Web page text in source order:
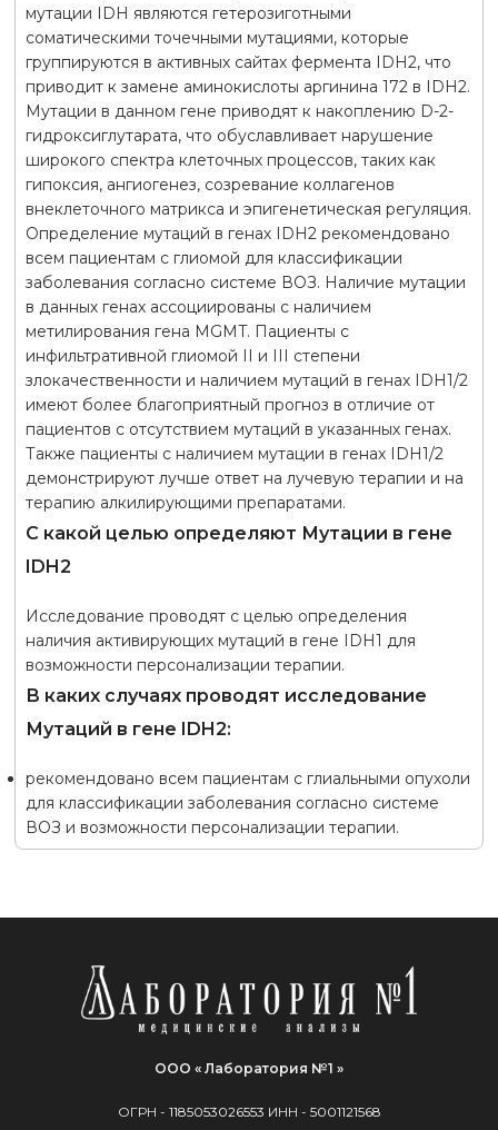
мутации IDH являются гетерозиготными
соматическими точечными мутациями, которые
группируются в активных сайтах фермента IDH2, что
приводит к замене аминокислоты аргинина 172 в IDH2.
Мутации в данном гене приводят к накоплению D-2-
гидроксиглутарата, что обуславливает нарушение
широкого спектра клеточных процессов, таких как
гипоксия, ангиогенез, созревание коллагенов
внеклеточного матрикса и эпигенетическая регуляция.
Определение мутаций в генах IDH2 рекомендовано
всем пациентам с глиомой для классификации
заболевания согласно системе ВОЗ. Наличие мутации
в данных генах ассоциированы с наличием
метилирования гена MGMT. Пациенты с
инфильтративной глиомой II и III степени
злокачественности и наличием мутаций в генах IDH1/2
имеют более благоприятный прогноз в отличие от
пациентов с отсутствием мутаций в указанных генах.
Также пациенты с наличием мутации в генах IDH1/2
демонстрируют лучше ответ на лучевую терапии и на
терапию алкилирующими препаратами.
С какой целью определяют Мутации в гене
IDH2
Исследование проводят с целью определения
наличия активирующих мутаций в гене IDH1 для
возможности персонализации терапии.
В каких случаях проводят исследование
Мутаций в гене IDH2:
рекомендовано всем пациентам с глиальными опухоли
для классификации заболевания согласно системе
ВОЗ и возможности персонализации терапии.
ООО « Лаборатория №1 »
ОГРН - 1185053026553 ИНН - 5001121568